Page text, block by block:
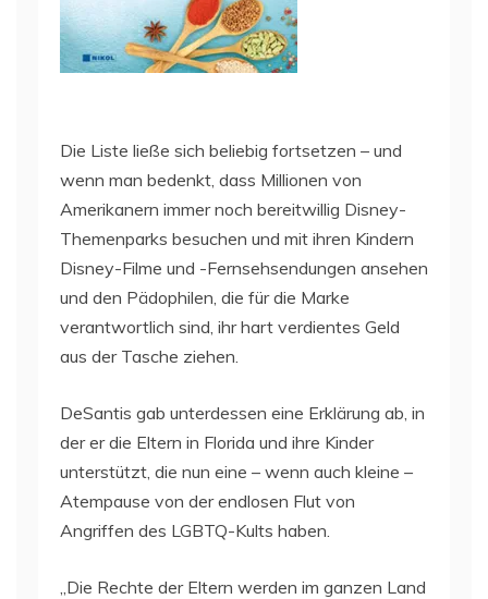
Die Liste ließe sich beliebig fortsetzen – und
wenn man bedenkt, dass Millionen von
Amerikanern immer noch bereitwillig Disney-
Themenparks besuchen und mit ihren Kindern
Disney-Filme und -Fernsehsendungen ansehen
und den Pädophilen, die für die Marke
verantwortlich sind, ihr hart verdientes Geld
aus der Tasche ziehen.
DeSantis gab unterdessen eine Erklärung ab, in
der er die Eltern in Florida und ihre Kinder
unterstützt, die nun eine – wenn auch kleine –
Atempause von der endlosen Flut von
Angriffen des LGBTQ-Kults haben.
„Die Rechte der Eltern werden im ganzen Land